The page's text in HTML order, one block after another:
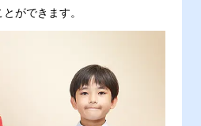
ができます。